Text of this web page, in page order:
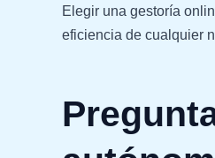
Elegir una gestoría
eficiencia de cualquier